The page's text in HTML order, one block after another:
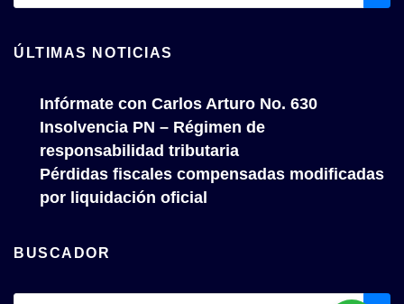
ÚLTIMAS NOTICIAS
Infórmate con Carlos Arturo No. 630
Insolvencia PN – Régimen de
responsabilidad tributaria
Pérdidas fiscales compensadas modificadas
por liquidación oficial
BUSCADOR